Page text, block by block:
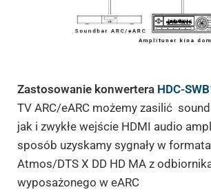
Zastosowanie konwertera HDC-
TV ARC/eARC możemy zasilić
jak i zwykłe wejście HDMI audio
sposób uzyskamy sygnały w
Atmos/DTS X DD HD MA z
wyposażonego w eARC